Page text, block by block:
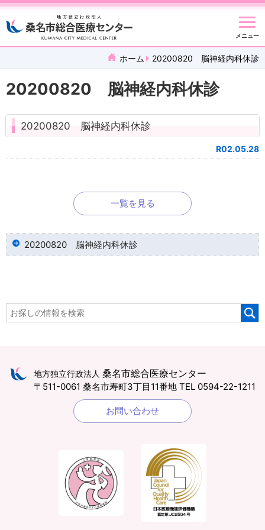
メニュー
ホーム 20200820 脳神経内科休診
20200820 脳神経内科休診
20200820 脳神経内科休診
R02.05.28
一覧を見る
20200820 脳神経内科休診
地方独立行政法人 桑名市総合医療センター
〒511-0061 桑名市寿町3丁目11番地 TEL 0594-22-1211
お問い合わせ